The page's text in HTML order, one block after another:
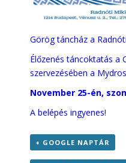
Görög táncház a
Élőzenés táncoktatás a
szervezésében a
November 25-én,
A belépés ingyenes!
+ GOOGLE NAPTÁR